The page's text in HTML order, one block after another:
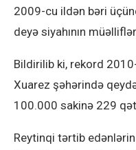
2009-cu ildən bəri
deyə siyahının
Bildirilib ki, rekord
Xuarez şəhərində
100.000 sakinə 229
Reytinqi tərtib